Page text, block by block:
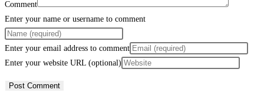
Comment
Enter your name or username to comment
Enter your email address to comment
Enter your website URL (optional)